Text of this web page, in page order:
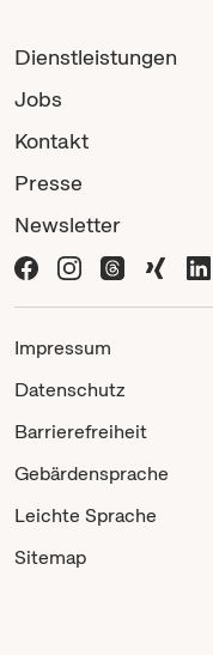
Dienstleistungen
Jobs
Kontakt
Presse
Newsletter
Impressum
Datenschutz
Barrierefreiheit
Gebärdensprache
Leichte Sprache
Sitemap